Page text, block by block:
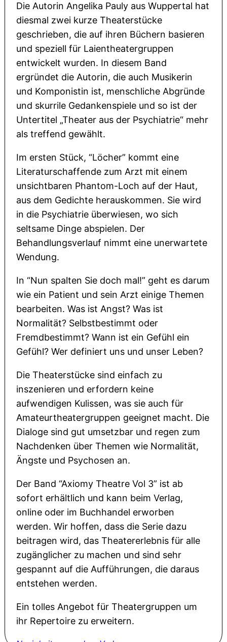
Die Autorin Angelika Pauly aus Wuppertal hat
diesmal zwei kurze Theaterstücke
geschrieben, die auf ihren Büchern basieren
und speziell für Laientheatergruppen
entwickelt wurden. In diesem Band
ergründet die Autorin, die auch Musikerin
und Komponistin ist, menschliche Abgründe
und skurrile Gedankenspiele und so ist der
Untertitel „Theater aus der Psychiatrie“ mehr
als treffend gewählt.
Im ersten Stück, “Löcher” kommt eine
Literaturschaffende zum Arzt mit einem
unsichtbaren Phantom-Loch auf der Haut,
aus dem Gedichte herauskommen. Sie wird
in die Psychiatrie überwiesen, wo sich
seltsame Dinge abspielen. Der
Behandlungsverlauf nimmt eine unerwartete
Wendung.
In “Nun spalten Sie doch mal!” geht es darum
wie ein Patient und sein Arzt einige Themen
bearbeiten. Was ist Angst? Was ist
Normalität? Selbstbestimmt oder
Fremdbestimmt? Wann ist ein Gefühl ein
Gefühl? Wer definiert uns und unser Leben?
Die Theaterstücke sind einfach zu
inszenieren und erfordern keine
aufwendigen Kulissen, was sie auch für
Amateurtheatergruppen geeignet macht. Die
Dialoge sind gut umsetzbar und regen zum
Nachdenken über Themen wie Normalität,
Ängste und Psychosen an.
Der Band “Axiomy Theatre Vol 3” ist ab
sofort erhältlich und kann beim Verlag,
online oder im Buchhandel erworben
werden. Wir hoffen, dass die Serie dazu
beitragen wird, das Theatererlebnis für alle
zugänglicher zu machen und sind sehr
gespannt auf die Aufführungen, die daraus
entstehen werden.
Ein tolles Angebot für Theatergruppen um
ihr Repertoire zu erweitern.